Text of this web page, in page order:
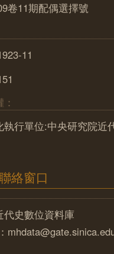
卷11期配偶選擇號
11
執行單位:中央研究院近
絡窗口
代史數位資料庫